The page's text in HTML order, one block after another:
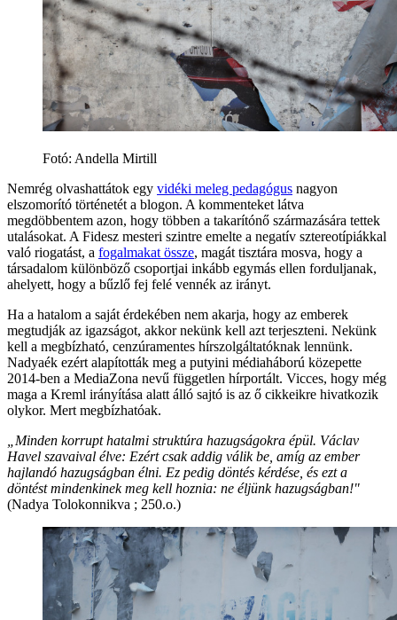
Fotó: Andella Mirtill
Nemrég olvashattátok egy vidéki meleg pedagógus nagyon
elszomorító történetét a blogon. A kommenteket látva
megdöbbentem azon, hogy többen a takarítónő származására tettek
utalásokat. A Fidesz mesteri szintre emelte a negatív sztereotípiákkal
való riogatást, a fogalmakat össze, magát tisztára mosva, hogy a
társadalom különböző csoportjai inkább egymás ellen forduljanak,
ahelyett, hogy a bűzlő fej felé vennék az irányt.
Ha a hatalom a saját érdekében nem akarja, hogy az emberek
megtudják az igazságot, akkor nekünk kell azt terjeszteni. Nekünk
kell a megbízható, cenzúramentes hírszolgáltatóknak lennünk.
Nadyaék ezért alapították meg a putyini médiaháború közepette
2014-ben a MediaZona nevű független hírportált. Vicces, hogy még
maga a Kreml irányítása alatt álló sajtó is az ő cikkeikre hivatkozik
olykor. Mert megbízhatóak.
„Minden korrupt hatalmi struktúra hazugságokra épül. Václav
Havel szavaival élve: Ezért csak addig válik be, amíg az ember
hajlandó hazugságban élni. Ez pedig döntés kérdése, és ezt a
döntést mindenkinek meg kell hoznia: ne éljünk hazugságban!"
(Nadya Tolokonnikva ; 250.o.)